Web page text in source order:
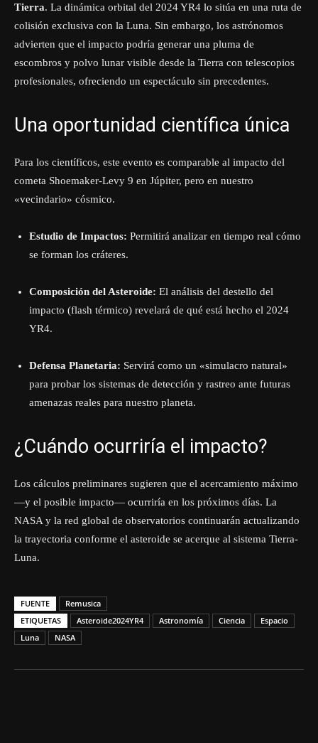
Tierra. La dinámica orbital del 2024 YR4 lo sitúa en una ruta de
colisión exclusiva con la Luna. Sin embargo, los astrónomos
advierten que el impacto podría generar una pluma de
escombros y polvo lunar visible desde la Tierra con telescopios
profesionales, ofreciendo un espectáculo sin precedentes.
Una oportunidad científica única
Para los científicos, este evento es comparable al impacto del
cometa Shoemaker-Levy 9 en Júpiter, pero en nuestro
«vecindario» cósmico.
Estudio de Impactos: Permitirá analizar en tiempo real cómo
se forman los cráteres.
Composición del Asteroide: El análisis del destello del
impacto (flash térmico) revelará de qué está hecho el 2024
YR4.
Defensa Planetaria: Servirá como un «simulacro natural»
para probar los sistemas de detección y rastreo ante futuras
amenazas reales para nuestro planeta.
¿Cuándo ocurriría el impacto?
Los cálculos preliminares sugieren que el acercamiento máximo
—y el posible impacto— ocurriría en los próximos días. La
NASA y la red global de observatorios continuarán actualizando
la trayectoria conforme el asteroide se acerque al sistema Tierra-
Luna.
FUENTE
Remusica
ETIQUETAS
Asteroide2024YR4 Astronomía Ciencia
Espacio
Luna
NASA